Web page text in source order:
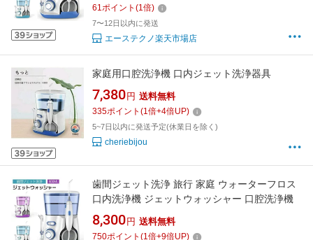
61ポイント (1倍)
7〜12日以内に発送
エーステクノ楽天市場店
家庭用口腔洗浄機 口内ジェット洗浄器具
7,380 円 送料無料
335ポイント (1倍+4倍UP)
5~7日以内に発送予定(休業日を除く)
cheriebijou
歯間ジェット洗浄 旅行 家庭 ウォーターフロス
口内洗浄機 ジェットウォッシャー 口腔洗浄機
8,300 円 送料無料
750ポイント (1倍+9倍UP)